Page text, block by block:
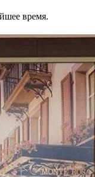
время.